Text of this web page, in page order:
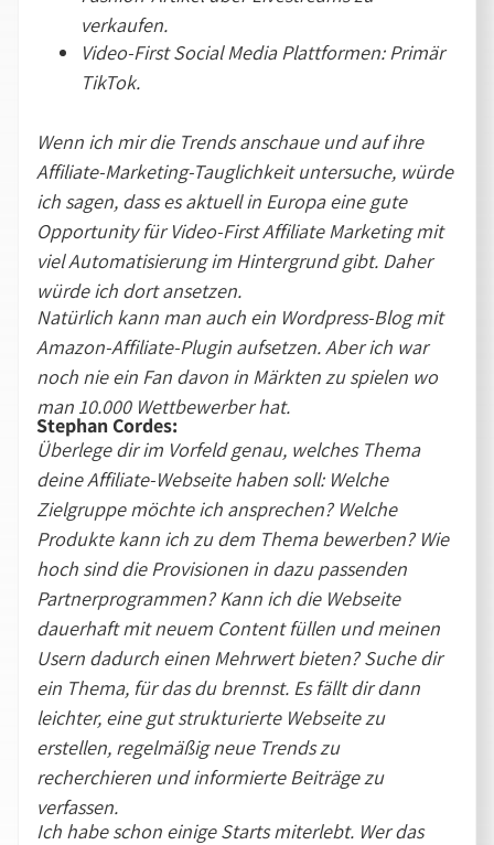
verkaufen.
Video-First Social Media Plattformen: Primär
TikTok.
Wenn ich mir die Trends anschaue und auf ihre
Affiliate-Marketing-Tauglichkeit untersuche, würde
ich sagen, dass es aktuell in Europa eine gute
Opportunity für Video-First Affiliate Marketing mit
viel Automatisierung im Hintergrund gibt. Daher
würde ich dort ansetzen.
Natürlich kann man auch ein Wordpress-Blog mit
Amazon-Affiliate-Plugin aufsetzen. Aber ich war
noch nie ein Fan davon in Märkten zu spielen wo
man 10.000 Wettbewerber hat.
Stephan Cordes:
Überlege dir im Vorfeld genau, welches Thema
deine Affiliate-Webseite haben soll: Welche
Zielgruppe möchte ich ansprechen? Welche
Produkte kann ich zu dem Thema bewerben? Wie
hoch sind die Provisionen in dazu passenden
Partnerprogrammen? Kann ich die Webseite
dauerhaft mit neuem Content füllen und meinen
Usern dadurch einen Mehrwert bieten? Suche dir
ein Thema, für das du brennst. Es fällt dir dann
leichter, eine gut strukturierte Webseite zu
erstellen, regelmäßig neue Trends zu
recherchieren und informierte Beiträge zu
verfassen.
Ich habe schon einige Starts miterlebt. Wer das